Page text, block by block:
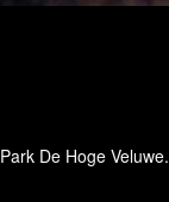
De Hoge Veluwe.